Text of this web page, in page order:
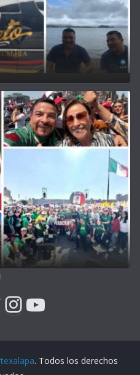
Instagram
YouTube
. Todos los derechos